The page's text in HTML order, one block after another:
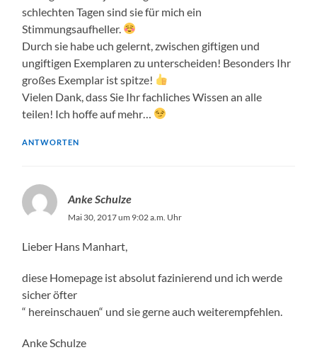
schlechten Tagen sind sie für mich ein
Stimmungsaufheller.
Durch sie habe uch gelernt, zwischen giftigen und
ungiftigen Exemplaren zu unterscheiden! Besonders Ihr
großes Exemplar ist spitze!
Vielen Dank, dass Sie Ihr fachliches Wissen an alle
teilen! Ich hoffe auf mehr…
ANTWORTEN
Anke Schulze
Mai 30, 2017 um 9:02 a.m. Uhr
Lieber Hans Manhart,
diese Homepage ist absolut fazinierend und ich werde
sicher öfter
“ hereinschauen“ und sie gerne auch weiterempfehlen.
Anke Schulze